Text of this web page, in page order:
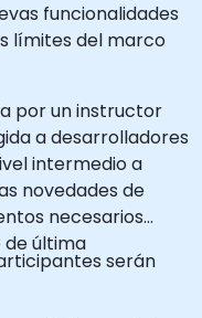
funcionalidades
límites del marco
por un instructor
a desarrolladores
intermedio a
novedades de
necesarios
última
serán